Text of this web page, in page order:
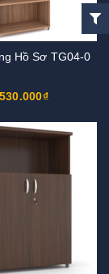
Hồ Sơ TG04-0